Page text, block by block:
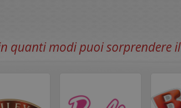
quanti modi puoi sorprendere